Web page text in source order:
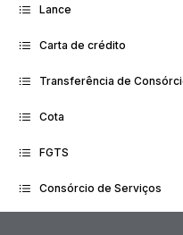
Lance
Carta de crédito
Transferência de
Cota
FGTS
Consórcio de Serviços